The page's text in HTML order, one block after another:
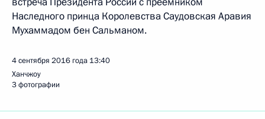
Наследного принца Королевства Саудовская Аравия
Мухаммадом бен Сальманом.
4 сентября 2016 года 13:40
Ханчжоу
3 фотографии